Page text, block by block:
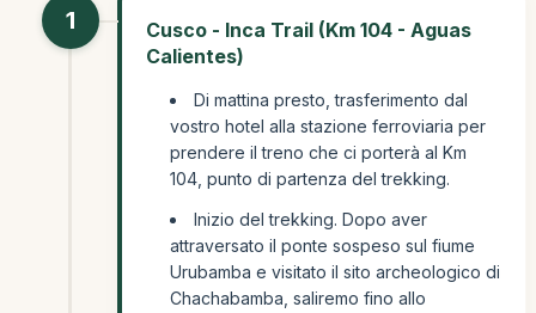
1
Cusco - Inca Trail (Km 104 - Aguas
Calientes)
Di mattina presto, trasferimento dal
vostro hotel alla stazione ferroviaria per
prendere il treno che ci porterà al Km
104, punto di partenza del trekking.
Inizio del trekking. Dopo aver
attraversato il ponte sospeso sul fiume
Urubamba e visitato il sito archeologico di
Chachabamba, saliremo fino allo